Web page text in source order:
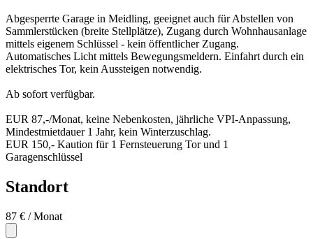
Abgesperrte Garage in Meidling, geeignet auch für Abstellen von
Sammlerstücken (breite Stellplätze), Zugang durch Wohnhausanlage
mittels eigenem Schlüssel - kein öffentlicher Zugang.
Automatisches Licht mittels Bewegungsmeldern. Einfahrt durch ein
elektrisches Tor, kein Aussteigen notwendig.
Ab sofort verfügbar.
EUR 87,-/Monat, keine Nebenkosten, jährliche VPI-Anpassung,
Mindestmietdauer 1 Jahr, kein Winterzuschlag.
EUR 150,- Kaution für 1 Fernsteuerung Tor und 1
Garagenschlüssel
Standort
87 € / Monat